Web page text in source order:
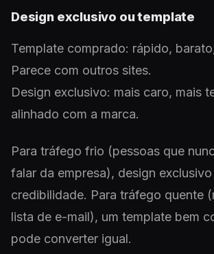
Design exclusivo ou template
Template comprado: rápido,
Parece com outros sites.
Design exclusivo: mais caro, mais
alinhado com a marca.
Para tráfego frio (pessoas que
falar da empresa), design
credibilidade. Para tráfego quente
lista de e-mail), um template bem
pode converter igual.